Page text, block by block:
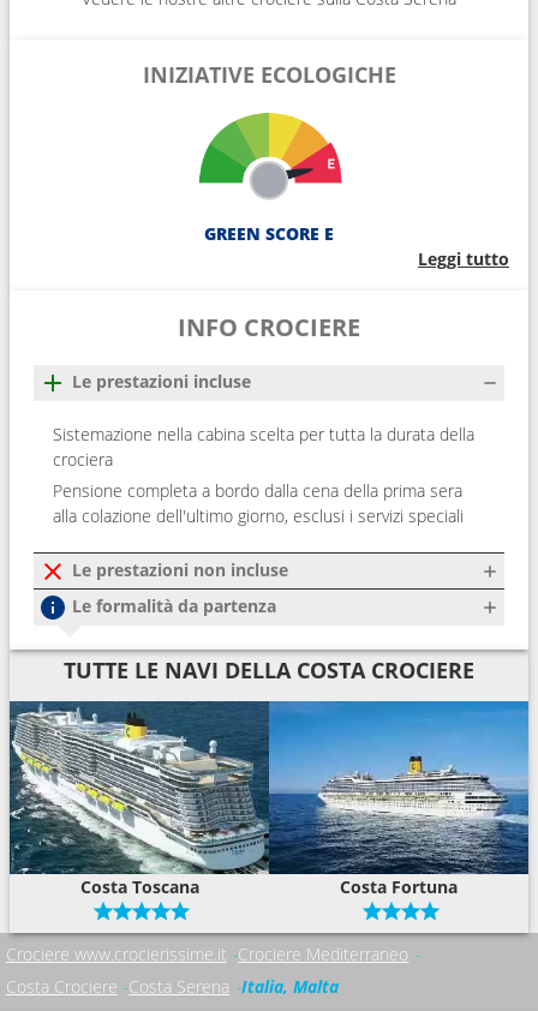
INIZIATIVE ECOLOGICHE
GREEN SCORE E
Leggi tutto
INFO CROCIERE
Le prestazioni incluse
Sistemazione nella cabina scelta per tutta la durata della
crociera
Pensione completa a bordo dalla cena della prima sera
alla colazione dell'ultimo giorno, esclusi i servizi speciali
Le prestazioni non incluse
Le formalità da partenza
TUTTE LE NAVI DELLA COSTA CROCIERE
Costa Toscana Costa Fortuna
Crociere www.crocierissime.it Crociere Mediterraneo
Costa Crociere Costa Serena Italia, Malta